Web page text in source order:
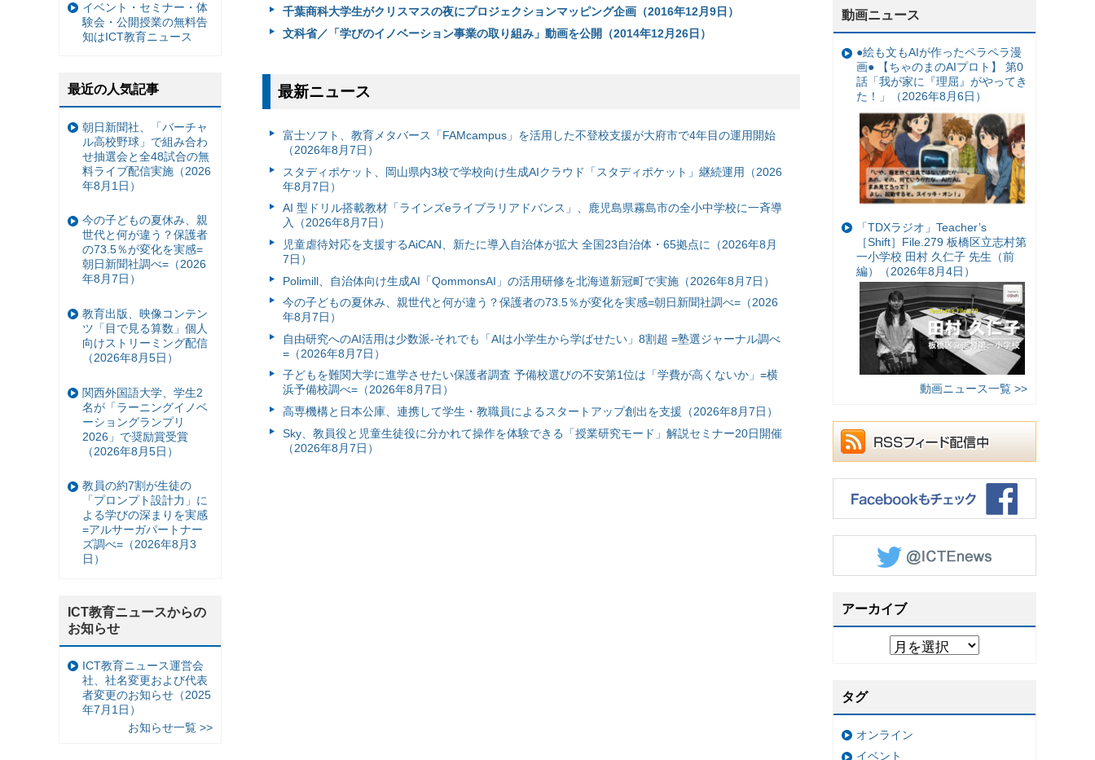
千葉商科大学生がクリスマスの夜にプロジェクションマッピング企画（2016年12月9日）
文科省／「学びのイノベーション事業の取り組み」動画を公開（2014年12月26日）
最新ニュース
富⼠ソフト、教育メタバース「FAMcampus」を活用した不登校支援が大府市で4年目の運用開始
（2026年8月7日）
スタディポケット、岡山県内3校で学校向け生成AIクラウド「スタディポケット」継続運用（2026
年8月7日）
AI 型ドリル搭載教材「ラインズeライブラリアドバンス」、鹿児島県霧島市の全小中学校に一斉導
入（2026年8月7日）
児童虐待対応を支援するAiCAN、新たに導入自治体が拡大 全国23自治体・65拠点に（2026年8月
7日）
Polimill、自治体向け生成AI「QommonsAI」の活用研修を北海道新冠町で実施（2026年8月7日）
今の子どもの夏休み、親世代と何が違う？保護者の73.5％が変化を実感=朝日新聞社調べ=（2026
年8月7日）
自由研究へのAI活用は少数派-それでも「AIは小学生から学ばせたい」8割超 =塾選ジャーナル調べ
=（2026年8月7日）
子どもを難関大学に進学させたい保護者調査 予備校選びの不安第1位は「学費が高くないか」=横
浜予備校調べ=（2026年8月7日）
高専機構と日本公庫、連携して学生・教職員によるスタートアップ創出を支援（2026年8月7日）
Sky、教員役と児童生徒役に分かれて操作を体験できる「授業研究モード」解説セミナー20日開催
（2026年8月7日）
動画ニュース
●絵も文もAIが作ったペラペラ漫
画● 【ちゃのまのAIプロト】 第0
話「我が家に『理屈』がやってき
た！」（2026年8月6日）
「TDXラジオ」Teacher’s
［Shift］File.279 板橋区立志村第
一小学校 田村 久仁子 先生（前
編）（2026年8月4日）
動画ニュース一覧 >>
アーカイブ
タグ
オンライン
イベント
イベント・セミナー・体
験会・公開授業の無料告
知はICT教育ニュース
最近の人気記事
朝日新聞社、「バーチャ
ル高校野球」で組み合わ
せ抽選会と全48試合の無
料ライブ配信実施（2026
年8月1日）
今の子どもの夏休み、親
世代と何が違う？保護者
の73.5％が変化を実感=
朝日新聞社調べ=（2026
年8月7日）
教育出版、映像コンテン
ツ「目で見る算数」個人
向けストリーミング配信
（2026年8月5日）
関西外国語大学、学生2
名が「ラーニングイノベ
ーショングランプリ
2026」で奨励賞受賞
（2026年8月5日）
教員の約7割が生徒の
「プロンプト設計力」に
よる学びの深まりを実感
=アルサーガパートナー
ズ調べ=（2026年8月3
日）
ICT教育ニュースからの
お知らせ
ICT教育ニュース運営会
社、社名変更および代表
者変更のお知らせ（2025
年7月1日）
お知らせ一覧 >>